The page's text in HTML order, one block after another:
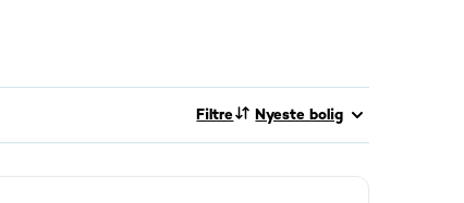
Filtre Nyeste bolig